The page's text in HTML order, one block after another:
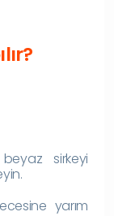
sirkeyi
yarım